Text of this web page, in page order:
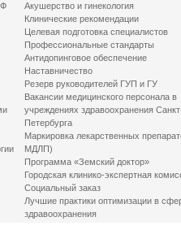
Акушерство и гинекология
Клинические рекомендации
Целевая подготовка специалистов
Профессиональные стандарты
Антидопинговое обеспечение
Наставничество
Резерв руководителей ГУП и ГУ
Вакансии медицинского персонала в
учреждениях здравоохранения
Петербурга
Маркировка лекарственных
МДЛП)
Программа «Земский доктор»
Городская клинико-экспертная
Социальный заказ
Лучшие практики оптимизации в
здравоохранения